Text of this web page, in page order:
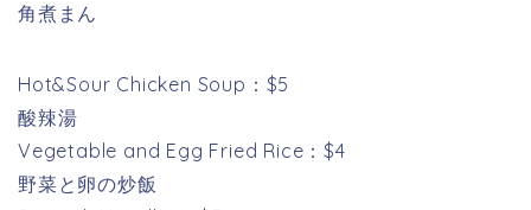
角煮まん
Hot&Sour Chicken Soup：$5
酸辣湯
Vegetable and Egg Fried Rice：$4
野菜と卵の炒飯